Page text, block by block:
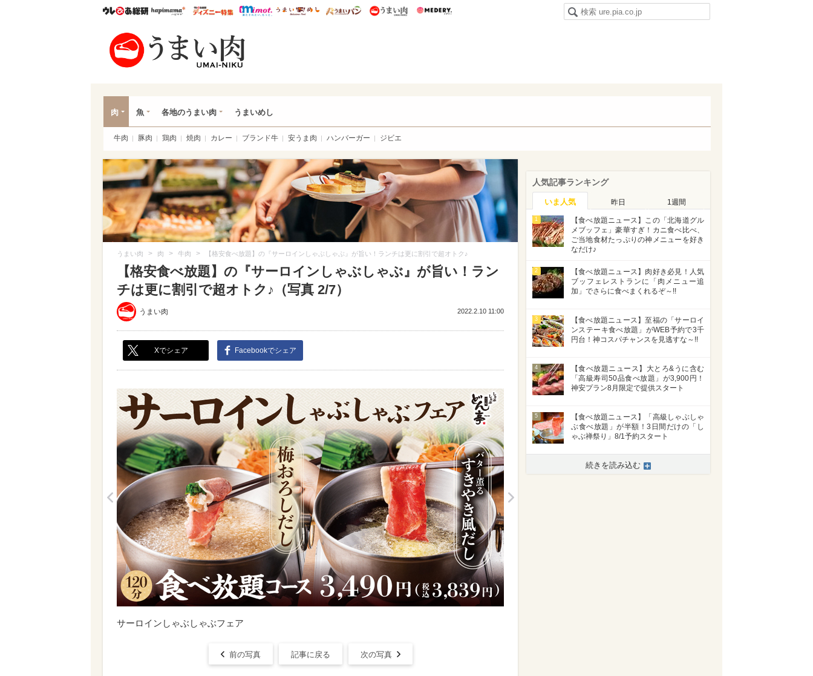
ウレぴあ総研ハピママ* ウレぴあ総研 ディズニー特集
mimot. うまいめし うまいパン うまい肉
肉 魚 各地のうまい肉 うまいめし
牛肉 豚肉 鶏肉 焼肉 カレー ブランド牛 安うま肉 ハンバーガー ジビエ
うまい肉 > 肉 > 牛肉 > 【格安食べ放題】の『サーロインしゃぶしゃぶ』が旨い！ランチは更に割引で超オトク♪
【格安食べ放題】の『サーロインしゃぶしゃぶ』が旨い！ラン
チは更に割引で超オトク♪（写真 2/7）
うまい肉 2022.2.10 11:00
Xでシェア Facebookでシェア
サーロインしゃぶしゃぶフェア
前の写真 記事に戻る 次の写真
人気記事ランキング
いま人気 昨日 1週間
1
【食べ放題ニュース】この「北海道グル
メブッフェ」豪華すぎ！カニ食べ比べ、
ご当地食材たっぷりの神メニューを好き
なだけ♪
2
【食べ放題ニュース】肉好き必見！人気
ブッフェレストランに「肉メニュー追
加」でさらに食べまくれるぞ～!!
3
【食べ放題ニュース】至福の「サーロイ
ンステーキ食べ放題」がWEB予約で3千
円台！神コスパチャンスを見逃すな～!!
4
【食べ放題ニュース】大とろ&うに含む
「高級寿司50品食べ放題」が3,900円！
神安プラン8月限定で提供スタート
5
【食べ放題ニュース】「高級しゃぶしゃ
ぶ食べ放題」が半額！3日間だけの「し
ゃぶ禅祭り」8/1予約スタート
続きを読み込む